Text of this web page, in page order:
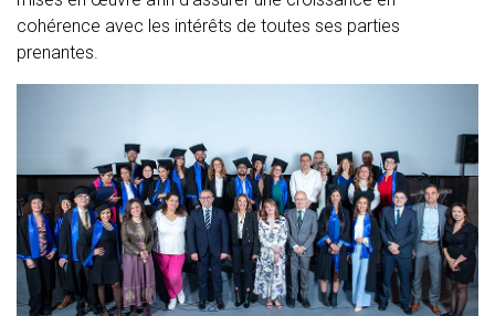
cohérence avec les intérêts de toutes ses parties
prenantes.